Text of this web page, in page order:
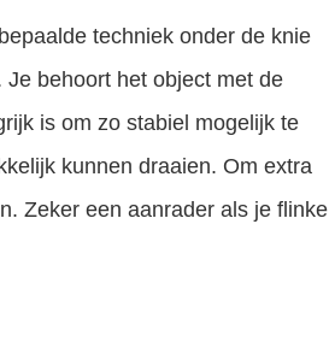
techniek onder de knie
Je behoort het object met de
is om zo stabiel mogelijk te
kunnen draaien. Om extra
Zeker een aanrader als je flinke